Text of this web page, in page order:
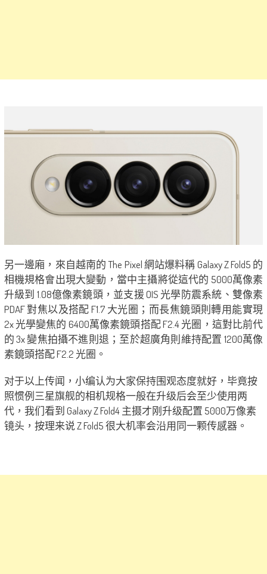
另一邊廂，來自越南的 The Pixel 網站爆料稱 Galaxy Z Fold5 的
相機規格會出現大變動，當中主攝將從這代的 5000萬像素
升級到 1.08億像素鏡頭，並支援 OIS 光學防震系統、雙像素
PDAF 對焦以及搭配 F1.7 大光圈；而長焦鏡頭則轉用能實現
2x 光學變焦的 6400萬像素鏡頭搭配 F2.4 光圈，這對比前代
的 3x 變焦拍攝不進則退；至於超廣角則維持配置 1200萬像
素鏡頭搭配 F2.2 光圈。
对于以上传闻，小编认为大家保持围观态度就好，毕竟按
照惯例三星旗舰的相机规格一般在升级后会至少使用两
代，我们看到 Galaxy Z Fold4 主摄才刚升级配置 5000万像素
镜头，按理来说 Z Fold5 很大机率会沿用同一颗传感器。